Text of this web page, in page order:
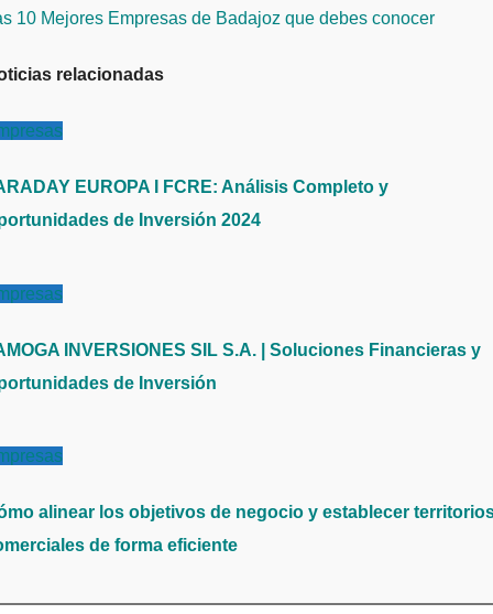
10 Mejores Empresas de Badajoz que debes conocer
relacionadas
EUROPA I FCRE: Análisis Completo y
de Inversión 2024
INVERSIONES SIL S.A. | Soluciones Financieras y
de Inversión
alinear los objetivos de negocio y establecer
de forma eficiente